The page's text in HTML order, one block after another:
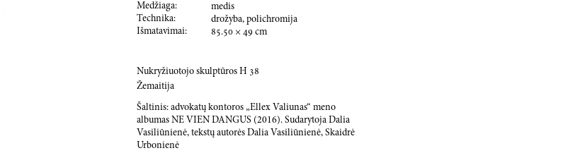
Medžiaga:
medis
Technika:
drožyba, polichromija
Išmatavimai:
85.50 × 49 cm
Nukryžiuotojo skulptūros H 38
Žemaitija
Šaltinis: advokatų kontoros „Ellex Valiunas“ meno
albumas NE VIEN DANGUS (2016). Sudarytoja Dalia
Vasiliūnienė, tekstų autorės Dalia Vasiliūnienė, Skaidrė
Urbonienė